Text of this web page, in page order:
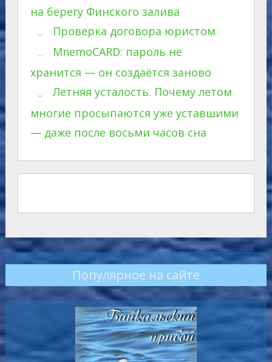
на берегу Финского залива
Проверка договора юристом
MnemoCARD: пароль не
хранится — он создаётся заново
Летняя усталость. Почему летом
многие просыпаются уже уставшими
— даже после восьми часов сна
Популярное на сайте